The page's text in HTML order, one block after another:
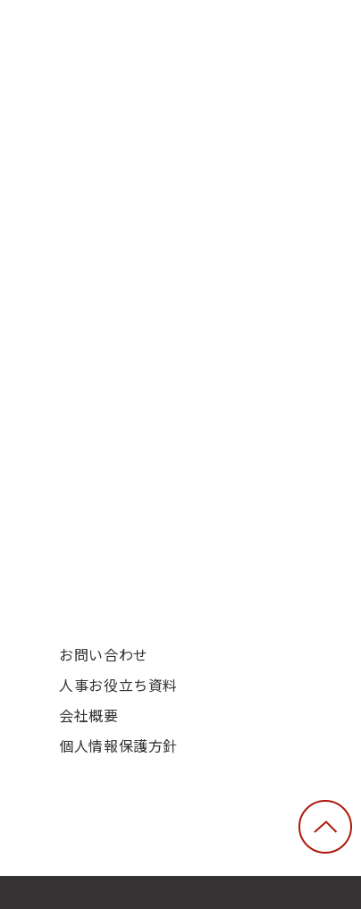
お問い合わせ
人事お役立ち資料
会社概要
個人情報保護方針